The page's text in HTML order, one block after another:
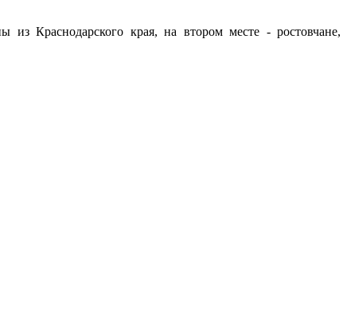
из Краснодарского края, на втором месте - ростовчане,